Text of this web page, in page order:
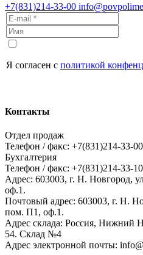
+7(831)214-33-00
Я согласен с политикой
Контакты
Отдел продаж
Телефон / факс: +7(831)214-33-00
Бухгалтерия
Телефон / факс: +7(831)214-33-10
Адрес: 603003, г. Н. Новгород,
оф.1.
Почтовый адрес: 603003, г. Н.
пом. П1, оф.1.
Адрес склада: Россия, Нижний
54. Склад №4
Адрес электронной почты: